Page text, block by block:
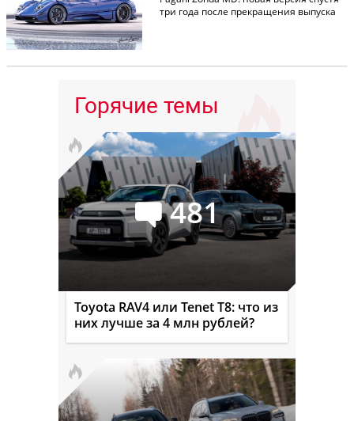
три года после прекращения выпуска
Горячие темы
481
Toyota RAV4 или Tenet T8: что из
них лучше за 4 млн рублей?